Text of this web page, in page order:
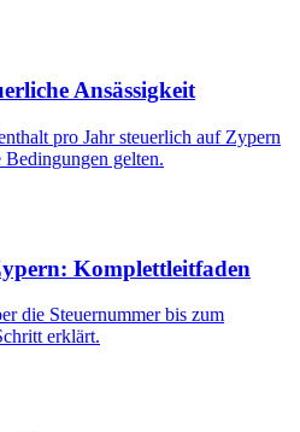
Ansässigkeit
pro Jahr steuerlich auf Zypern
Bedingungen gelten.
Komplettleitfaden
die Steuernummer bis zum
erklärt.